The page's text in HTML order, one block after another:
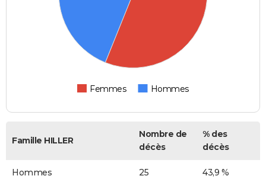
Femmes Hommes
Famille HILLER
Nombre de
décès
% des
décès
Hommes 25 43,9 %